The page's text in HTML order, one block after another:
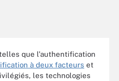
que l'authentification
à deux facteurs et
les technologies